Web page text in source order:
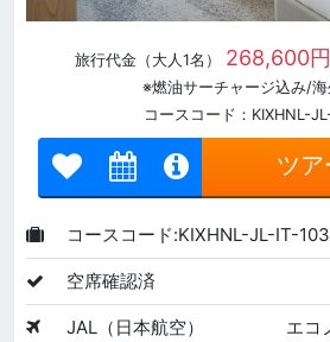
旅行代金（大人1名） 268,600
※燃油サーチャージ込み/海
コースコード：KIXHNL-
ツア
コースコード:KIXHNL-JL-IT-
空席確認済
JAL（日本航空）
エコ